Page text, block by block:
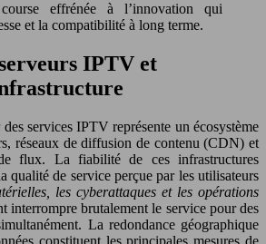
effrénée à l’innovation qui
et la compatibilité à long terme.
IPTV et
services IPTV représente un écosystème
réseaux de diffusion de contenu (CDN) et
flux. La fiabilité de ces infrastructures
qualité de service perçue par les utilisateurs
les cyberattaques et les opérations
interrompre brutalement le service pour des
La redondance géographique
constituent les principales mesures de